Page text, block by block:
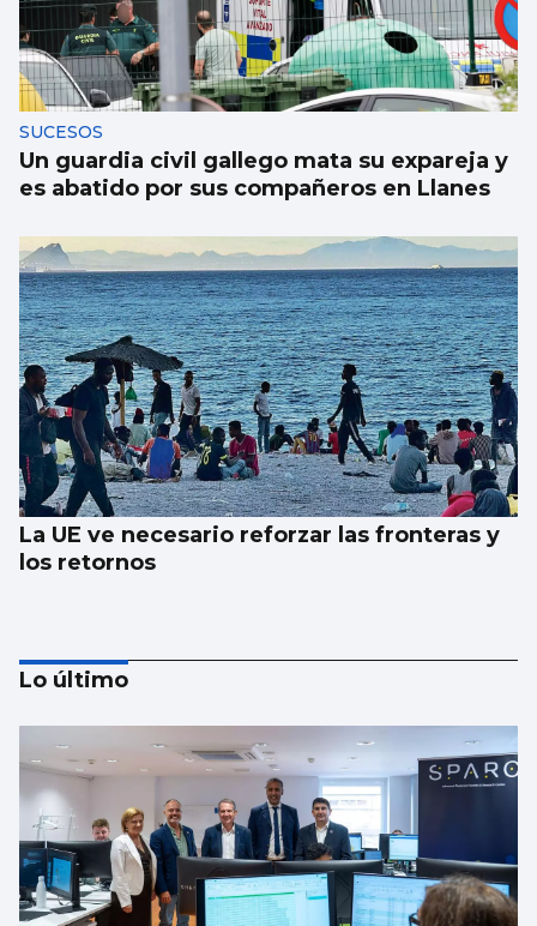
SUCESOS
Un guardia civil gallego mata su expareja y
es abatido por sus compañeros en Llanes
La UE ve necesario reforzar las fronteras y
los retornos
AVALANCHA EN LA FRONTERA
Lo último